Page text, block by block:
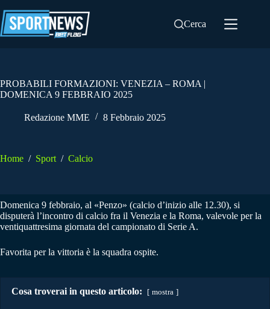
al
contenuto
Cerca
PROBABILI FORMAZIONI: VENEZIA – ROMA |
DOMENICA 9 FEBBRAIO 2025
Redazione MME 8 Febbraio 2025
Home / Sport / Calcio
Domenica 9 febbraio, al «Penzo» (calcio d’inizio alle 12.30), si
disputerà l’incontro di calcio fra il Venezia e la Roma, valevole per la
ventiquattresima giornata del campionato di Serie A.
Favorita per la vittoria è la squadra ospite.
Cosa troverai in questo articolo: mostra